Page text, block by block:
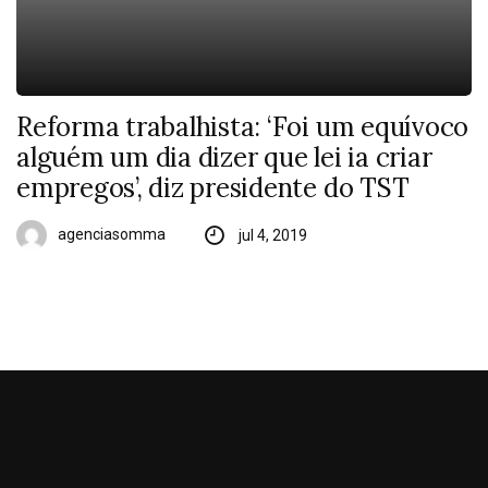
Reforma trabalhista: ‘Foi um equívoco
alguém um dia dizer que lei ia criar
empregos’, diz presidente do TST
agenciasomma jul 4, 2019